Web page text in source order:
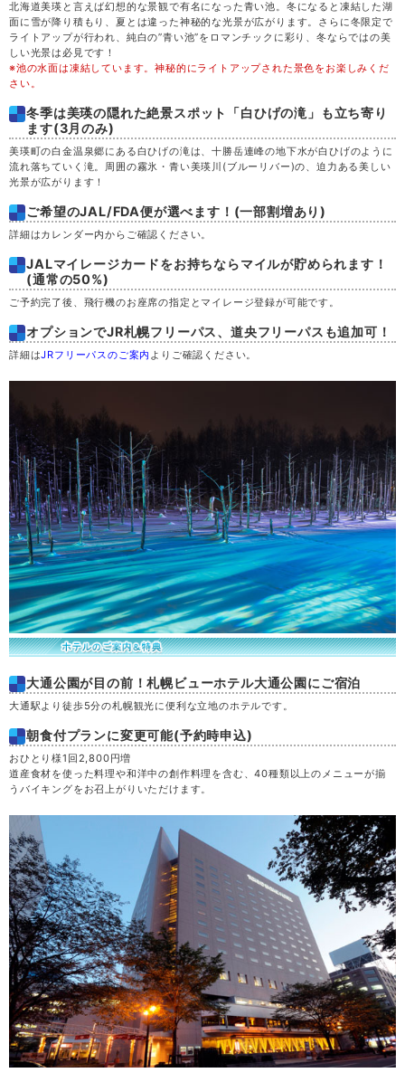
土 29
日 30
月 31
北海道美瑛と言えば幻想的な景観で有名になった青い池。冬になると凍結した湖
面に雪が降り積もり、夏とは違った神秘的な光景が広がります。さらに冬限定で
ライトアップが行われ、純白の”青い池”をロマンチックに彩り、冬ならではの美
しい光景は必見です！
※池の水面は凍結しています。神秘的にライトアップされた景色をお楽しみくだ
さい。
冬季は美瑛の隠れた絶景スポット「白ひげの滝」も立ち寄り
ます(3月のみ)
美瑛町の白金温泉郷にある白ひげの滝は、十勝岳連峰の地下水が白ひげのように
流れ落ちていく滝。周囲の霧氷・青い美瑛川(ブルーリバー)の、迫力ある美しい
光景が広がります！
ご希望のJAL/FDA便が選べます！(一部割増あり)
詳細はカレンダー内からご確認ください。
JALマイレージカードをお持ちならマイルが貯められます！
(通常の50%)
ご予約完了後、飛行機のお座席の指定とマイレージ登録が可能です。
オプションでJR札幌フリーパス、道央フリーパスも追加可！
詳細はJRフリーパスのご案内 よりご確認ください。
大通公園が目の前！札幌ビューホテル大通公園にご宿泊
大通駅より徒歩5分の札幌観光に便利な立地のホテルです。
朝食付プランに変更可能(予約時申込)
おひとり様1回2,800円増
道産食材を使った料理や和洋中の創作料理を含む、40種類以上のメニューが揃
うバイキングをお召上がりいただけます。